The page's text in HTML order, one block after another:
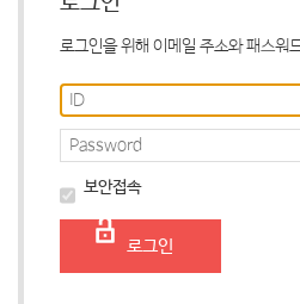
로그인을 위해 이메일 주소와 패스워
보안접속
로그인